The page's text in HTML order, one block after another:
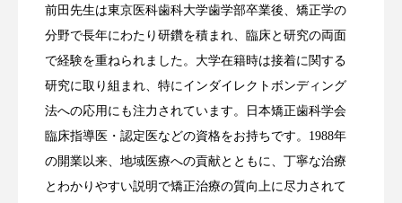
前田先生は東京医科歯科大学歯学部卒業後、矯正学の
分野で長年にわたり研鑽を積まれ、臨床と研究の両面
で経験を重ねられました。大学在籍時は接着に関する
研究に取り組まれ、特にインダイレクトボンディング
法への応用にも注力されています。日本矯正歯科学会
臨床指導医・認定医などの資格をお持ちです。1988年
の開業以来、地域医療への貢献とともに、丁寧な治療
とわかりやすい説明で矯正治療の質向上に尽力されて